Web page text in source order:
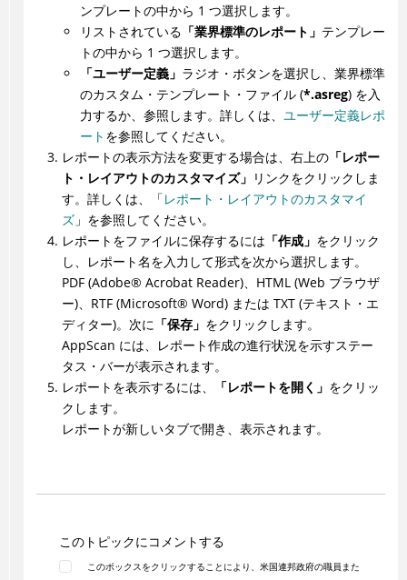
ンプレートの中から 1 つ選択します。
リストされている 「業界標準のレポート」 テンプレー
トの中から 1 つ選択します。
「ユーザー定義」 ラジオ・ボタンを選択し、業界標準
のカスタム・テンプレート・ファイル (*.asreg) を入
力するか、参照します。詳しくは、 ユーザー定義レポ
ート を参照してください。
レポートの表示方法を変更する場合は、右上の「レポー
ト・レイアウトのカスタマイズ」 リンクをクリックしま
す。詳しくは、「レポート・レイアウトのカスタマイ
ズ」を参照してください。
レポートをファイルに保存するには 「作成」 をクリック
し、レポート名を入力して形式を次から選択します。
PDF (Adobe® Acrobat Reader)、HTML (Web ブラウザ
ー)、RTF (Microsoft® Word) または TXT (テキスト・エ
ディター)。次に 「保存」 をクリックします。
AppScan には、レポート作成の進行状況を示すステー
タス・バーが表示されます。
レポートを表示するには、
「レポートを開く」 をクリッ
クします。
レポートが新しいタブで開き、表示されます。
このトピックにコメントする
このボックスをクリックすることにより、米国連邦政府の職員また